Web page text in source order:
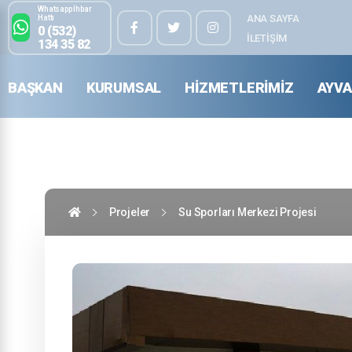
Whatsapp İhbar
Hattı
0 (532)
134 35 82
ANA SAYFA
İLETIŞIM
BAŞKAN KURUMSAL HIZMETLERIMIZ
Projeler Su Sporları Merkezi Projesi